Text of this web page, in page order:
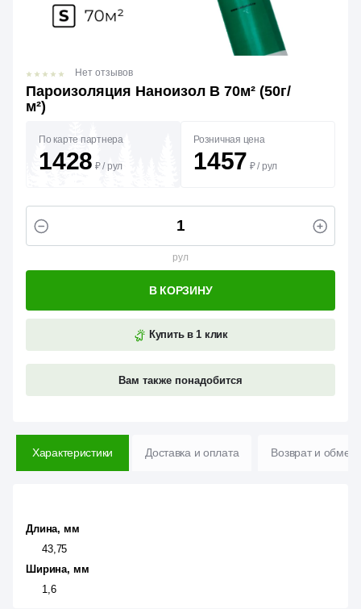
Пароизоляция Наноизол B 70м² (50г/
м²)
Нет отзывов
По карте партнера
1428 ₽/ рул
Розничная цена
1457 ₽/ рул
рул
Купить в 1 клик
Вам также понадобится
В КОРЗИНУ
Характеристики Доставка и оплата Возврат и обмен
Длина, мм
43,75
Ширина, мм
1,6